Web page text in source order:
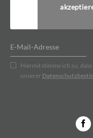
Hiermit stimme ich zu,
unserer